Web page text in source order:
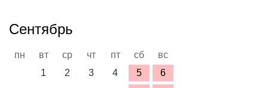
Сентябрь
пн вт ср чт пт сб
вс
1
2 3 4 5
6